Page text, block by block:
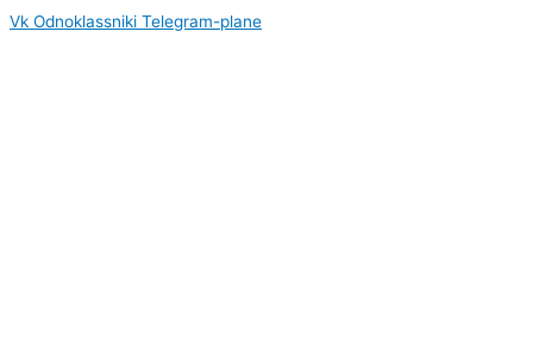
Vk Odnoklassniki Telegram-plane